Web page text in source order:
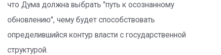
что Дума должна выбрать "путь к осознанному
обновлению", чему будет способствовать
определившийся контур власти с государственной
структурой.